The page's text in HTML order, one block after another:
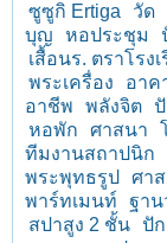
ซูซูกิ Ertiga
วัด
บุญ
หอประชุม
เสื้อนร. ตราโรง
พระเครื่อง
อาค
อาชีพ
พลังจิต
หอพัก
ศาสนา
ทีมงานสถาปนิก
พระพุทธรูป
ศา
พาร์ทเมนท์
ฐาน
สปาสูง 2 ชั้น ปัก